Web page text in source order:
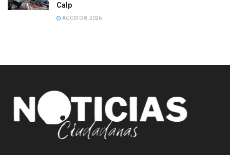
Calp
AGOSTO 8, 2026